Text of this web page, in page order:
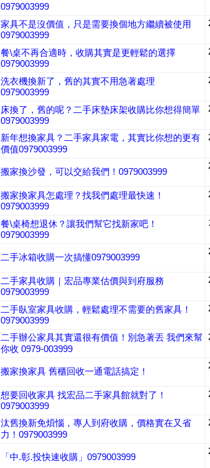
0979003999
家具不是沒價值，只是需要換個地方繼續被使用
0979003999
餐\桌不再合適時，收購其實是更輕鬆的選擇
0979003999
洗衣機換新了，舊的其實不用急著處理
0979003999
床換了，舊的呢？二手床墊床架收購比你想得簡單
0979003999
新年想換家具？二手家具家電，其實比你想的更有
價值0979003999
搬家換沙發，可以交給我們！0979003999
搬家換家具怎處理？找我們處理最快速！
0979003999
餐\桌椅想退休？讓我們幫它找新家吧！
0979003999
二手冰箱收購一次搞懂0979003999
二手家具收購｜宏品專業估價與到府服務
0979003999
二手臥室家具收購，輕鬆處理不需要的舊家具！
0979003999
二手辦公家具其實還很有價值！別急著丟 我們來幫
你收 0979-003999
搬家換家具 舊櫃回收一通電話搞定！
想要回收家具 找宏品二手家具館就對了！
0979003999
汰舊換新免煩惱，專人到府收購，價格實在又省
力！0979003999
「中.彰.投快速收購」0979003999